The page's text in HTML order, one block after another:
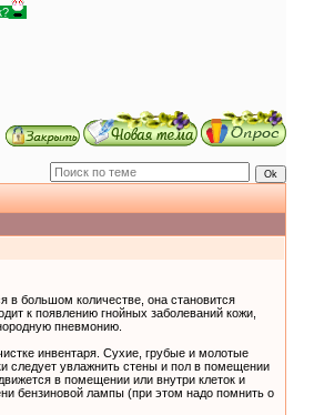
в большом количестве, она становится
к появлению гнойных заболеваний кожи,
пневмонию.
инвентаря. Сухие, грубые и молотые
следует увлажнить стены и пол в помещении
в помещении или внутри клеток и
бензиновой лампы (при этом надо помнить о